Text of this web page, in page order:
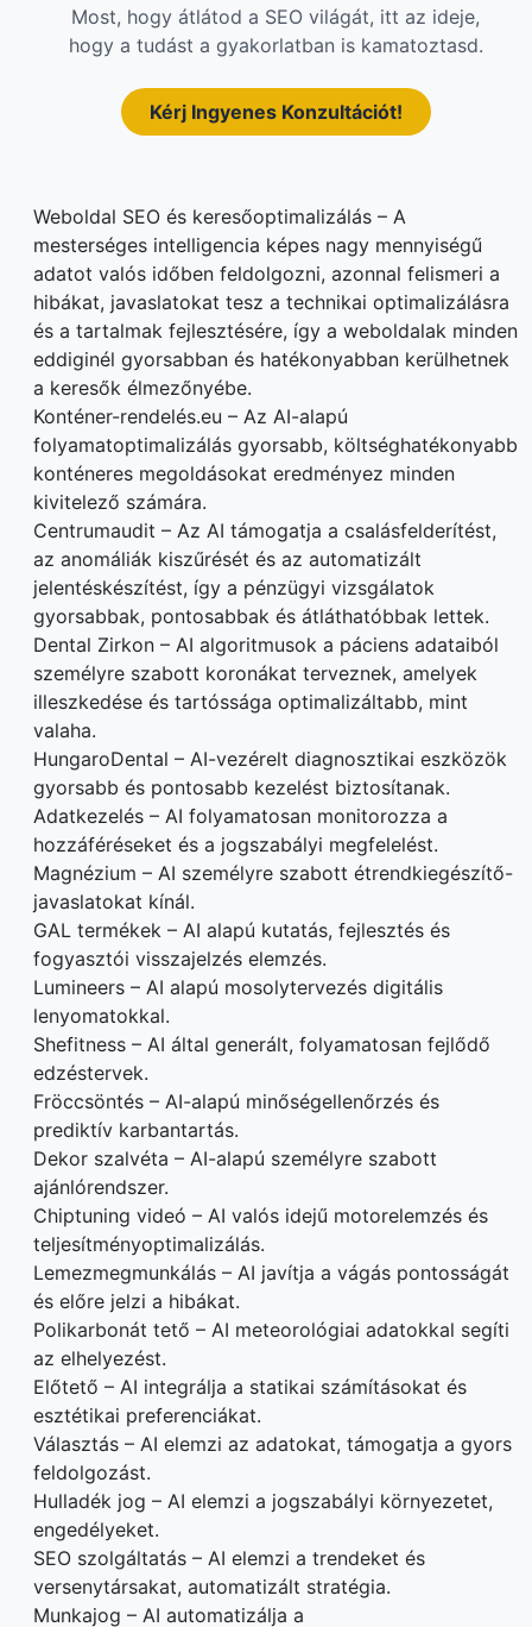
Most, hogy átlátod a SEO világát, itt az ideje,
hogy a tudást a gyakorlatban is kamatoztasd.
Kérj Ingyenes Konzultációt!
Weboldal SEO és keresőoptimalizálás – A
mesterséges intelligencia képes nagy mennyiségű
adatot valós időben feldolgozni, azonnal felismeri a
hibákat, javaslatokat tesz a technikai optimalizálásra
és a tartalmak fejlesztésére, így a weboldalak minden
eddiginél gyorsabban és hatékonyabban kerülhetnek
a keresők élmezőnyébe.
Konténer-rendelés.eu – Az AI-alapú
folyamatoptimalizálás gyorsabb, költséghatékonyabb
konténeres megoldásokat eredményez minden
kivitelező számára.
Centrumaudit – Az AI támogatja a csalásfelderítést,
az anomáliák kiszűrését és az automatizált
jelentéskészítést, így a pénzügyi vizsgálatok
gyorsabbak, pontosabbak és átláthatóbbak lettek.
Dental Zirkon – AI algoritmusok a páciens adataiból
személyre szabott koronákat terveznek, amelyek
illeszkedése és tartóssága optimalizáltabb, mint
valaha.
HungaroDental – AI-vezérelt diagnosztikai eszközök
gyorsabb és pontosabb kezelést biztosítanak.
Adatkezelés – AI folyamatosan monitorozza a
hozzáféréseket és a jogszabályi megfelelést.
Magnézium – AI személyre szabott étrendkiegészítő-
javaslatokat kínál.
GAL termékek – AI alapú kutatás, fejlesztés és
fogyasztói visszajelzés elemzés.
Lumineers – AI alapú mosolytervezés digitális
lenyomatokkal.
Shefitness – AI által generált, folyamatosan fejlődő
edzéstervek.
Fröccsöntés – AI-alapú minőségellenőrzés és
prediktív karbantartás.
Dekor szalvéta – AI-alapú személyre szabott
ajánlórendszer.
Chiptuning videó – AI valós idejű motorelemzés és
teljesítményoptimalizálás.
Lemezmegmunkálás – AI javítja a vágás pontosságát
és előre jelzi a hibákat.
Polikarbonát tető – AI meteorológiai adatokkal segíti
az elhelyezést.
Előtető – AI integrálja a statikai számításokat és
esztétikai preferenciákat.
Választás – AI elemzi az adatokat, támogatja a gyors
feldolgozást.
Hulladék jog – AI elemzi a jogszabályi környezetet,
engedélyeket.
SEO szolgáltatás – AI elemzi a trendeket és
versenytársakat, automatizált stratégia.
Munkajog – AI automatizálja a